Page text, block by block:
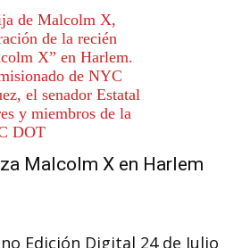
Malcolm X en Harlem